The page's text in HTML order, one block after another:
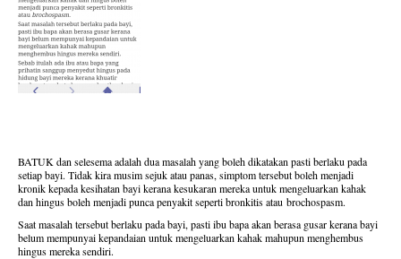
BATUK dan selesema adalah dua masalah yang boleh dikatakan pasti berlaku pada
setiap bayi. Tidak kira musim sejuk atau panas, simptom tersebut boleh menjadi
kronik kepada kesihatan bayi kerana kesukaran mereka untuk mengeluarkan kahak
dan hingus boleh menjadi punca penyakit seperti bronkitis atau brochospasm.
Saat masalah tersebut berlaku pada bayi, pasti ibu bapa akan berasa gusar kerana bayi
belum mempunyai kepandaian untuk mengeluarkan kahak mahupun menghembus
hingus mereka sendiri.